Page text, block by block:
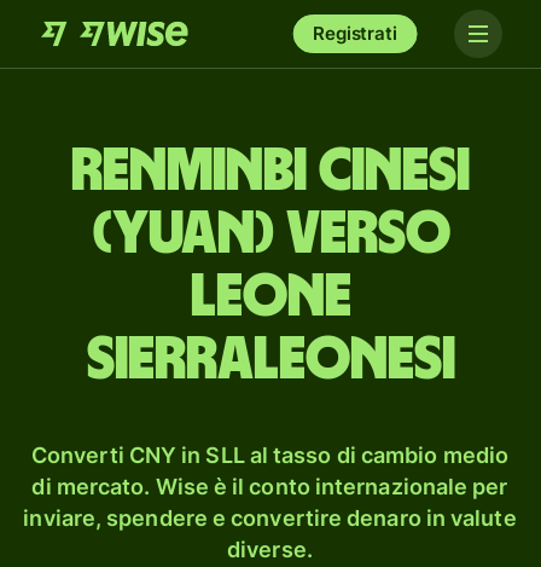
Registrati
renminbi cinesi
(yuan) verso
leone
sierraleonesi
Converti CNY in SLL al tasso di cambio medio
di mercato. Wise è il conto internazionale per
inviare, spendere e convertire denaro in valute
diverse.